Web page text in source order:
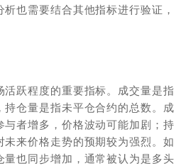
也需要结合其他指标进行验证，
跃程度的重要指标。成交量是指
仓量是指未平仓合约的总数。成
者增多，价格波动可能加剧；持
来价格走势的预期较为强烈。如
也同步增加，通常被认为是多头